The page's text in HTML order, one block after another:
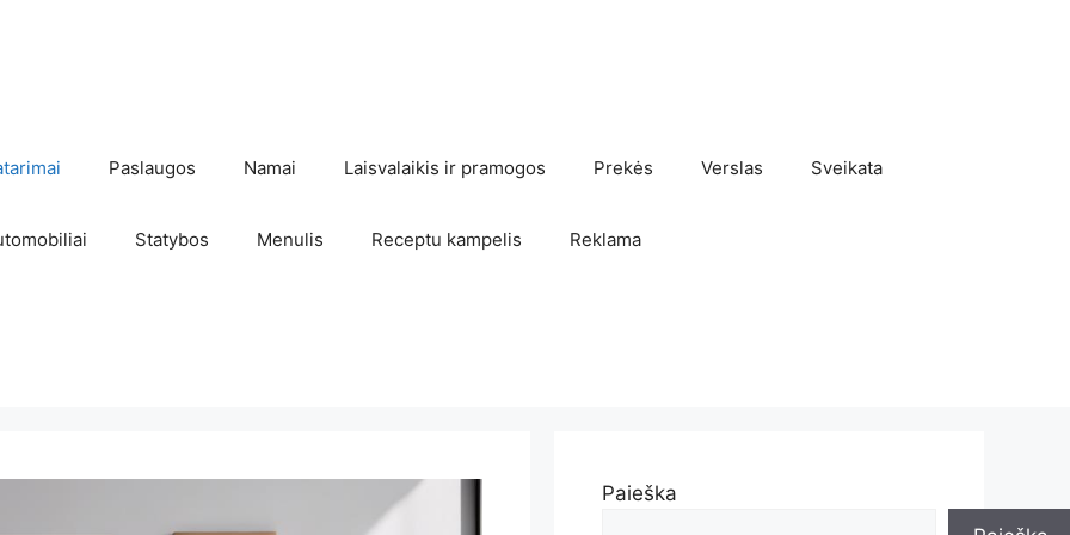
Paslaugos Namai Laisvalaikis ir pramogos Prekės Verslas Sveikata
Statybos Menulis Receptu kampelis Reklama
Paieška